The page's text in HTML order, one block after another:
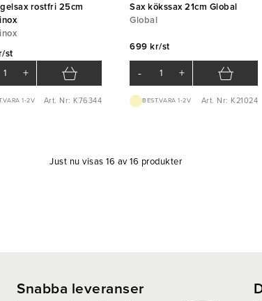
rostfri 25cm
st
+
1-2V Art. Nr: K76344
Sax kökssax 21cm Global
Global
699 kr/st
- +
BEST.VARA 1-2V Art. Nr: K21024
Just nu visas 16 av 16 produkter
Snabba leveranser